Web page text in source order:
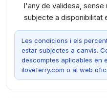
l'any de validesa,
subjecte a disponibilitat
Les condicions i els
estar subjectes a canvis.
descomptes aplicables en
iloveferry.com o al web